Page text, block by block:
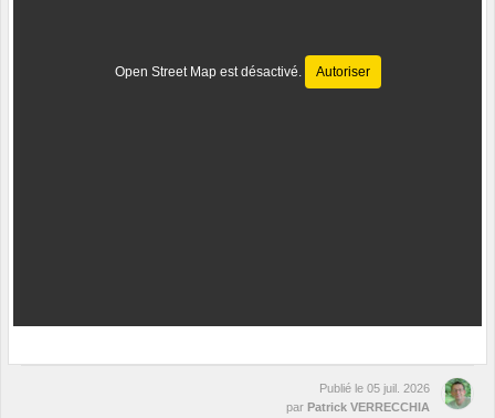
Open Street Map est désactivé. Autoriser
Publié le 05 juil. 2026
par Patrick VERRECCHIA